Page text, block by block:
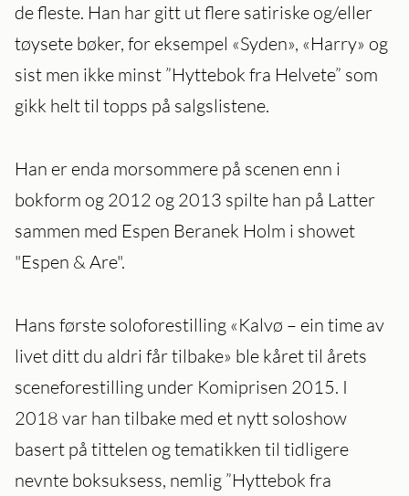
de fleste. Han har gitt ut flere satiriske og/eller
tøysete bøker, for eksempel «Syden», «Harry» og
sist men ikke minst ”Hyttebok fra Helvete” som
gikk helt til topps på salgslistene.
Han er enda morsommere på scenen enn i
bokform og 2012 og 2013 spilte han på Latter
sammen med Espen Beranek Holm i showet
"Espen & Are".
Hans første soloforestilling «Kalvø – ein time av
livet ditt du aldri får tilbake» ble kåret til årets
sceneforestilling under Komiprisen 2015. I
2018 var han tilbake med et nytt soloshow
basert på tittelen og tematikken til tidligere
nevnte boksuksess, nemlig ”Hyttebok fra